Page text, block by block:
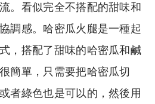
。看似完全不搭配的甜味和
調感。哈密瓜火腿是一種起
，搭配了甜味的哈密瓜和鹹
簡單，只需要把哈密瓜切
者綠色也是可以的，然後用